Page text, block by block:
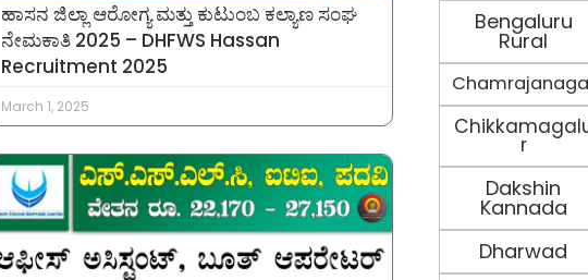
ಹಾಸನ ಜಿಲ್ಲಾ ಆರೋಗ್ಯ ಮತ್ತು ಕುಟುಂಬ ಕಲ್ಯಾಣ ಸಂಘ
ನೇಮಕಾತಿ 2025 – DHFWS Hassan
Recruitment 2025
March 1, 2025
Bengaluru
Rural
r
Dakshin
Kannada
Dharwad